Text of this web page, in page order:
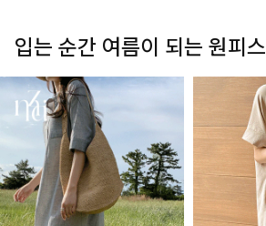
입는 순간 여름이 되는 원피스